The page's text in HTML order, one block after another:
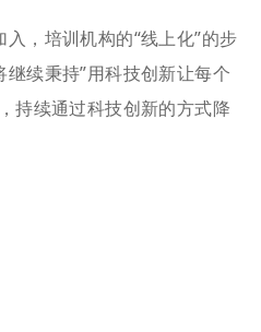
，培训机构的“线上化”的步
续秉持”用科技创新让每个
持续通过科技创新的方式降